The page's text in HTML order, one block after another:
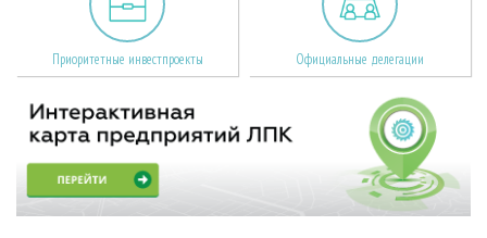
Приоритетные инвестпроекты Официальные делегации